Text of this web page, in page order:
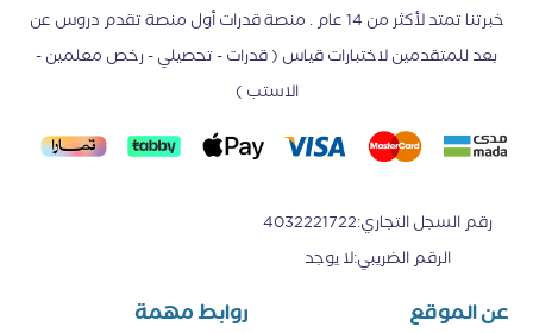
خبرتنا تمتد لأكثر من 14 عام . منصة قدرات أول منصة تقدم دروس عن
بعد للمتقدمين لاختبارات قياس ( قدرات - تحصيلي - رخص معلمين -
الاستب )
رقم السجل التجاري:
4032221722
الرقم الضريبي:لا يوجد
عن الموقع روابط مهمة